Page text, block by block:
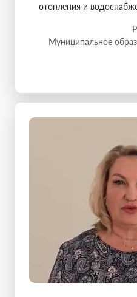
отопления и
Муниципальное